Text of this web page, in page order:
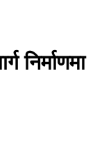
निर्माणमा